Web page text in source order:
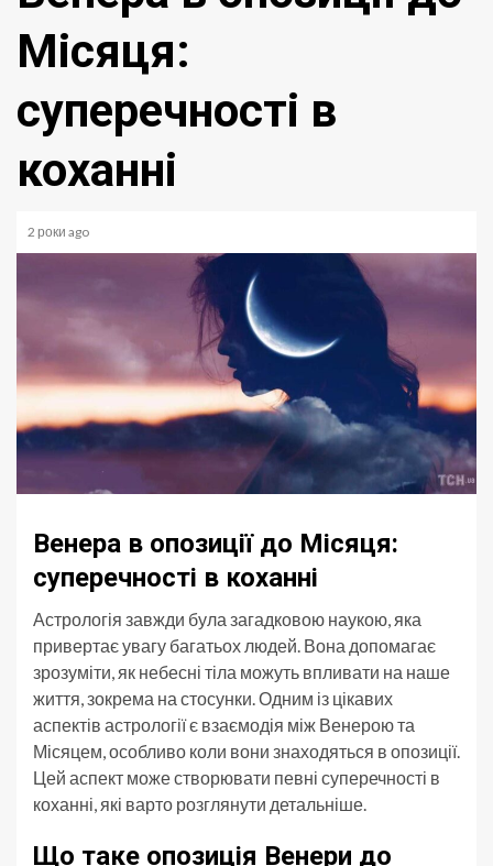
Місяця:
суперечності в
коханні
2 роки ago
Венера в опозиції до Місяця:
суперечності в коханні
Астрологія завжди була загадковою наукою, яка
привертає увагу багатьох людей. Вона допомагає
зрозуміти, як небесні тіла можуть впливати на наше
життя, зокрема на стосунки. Одним із цікавих
аспектів астрології є взаємодія між Венерою та
Місяцем, особливо коли вони знаходяться в опозиції.
Цей аспект може створювати певні суперечності в
коханні, які варто розглянути детальніше.
Що таке опозиція Венери до